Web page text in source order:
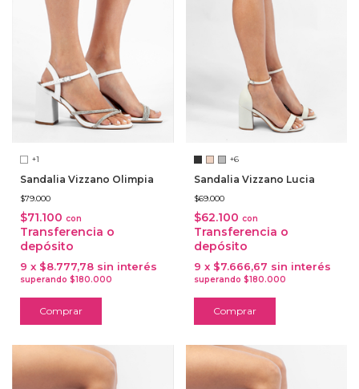
+1
Sandalia Vizzano Olimpia
$79.000
$71.100 con
Transferencia o
depósito
9 x $8.777,78 sin interés
Comprar
+6
Sandalia Vizzano Lucia
$69.000
$62.100 con
Transferencia o
depósito
9 x $7.666,67 sin interés
Comprar